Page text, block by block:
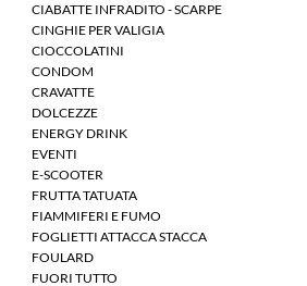
CIABATTE INFRADITO - SCARPE
CINGHIE PER VALIGIA
CIOCCOLATINI
CONDOM
CRAVATTE
DOLCEZZE
ENERGY DRINK
EVENTI
E-SCOOTER
FRUTTA TATUATA
FIAMMIFERI E FUMO
FOGLIETTI ATTACCA STACCA
FOULARD
FUORI TUTTO